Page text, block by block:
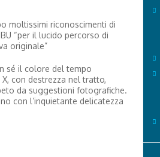
moltissimi riconoscimenti di
“per il lucido percorso di
originale”
sé il colore del tempo
con destrezza nel tratto,
da suggestioni fotografiche.
con l’inquietante delicatezza